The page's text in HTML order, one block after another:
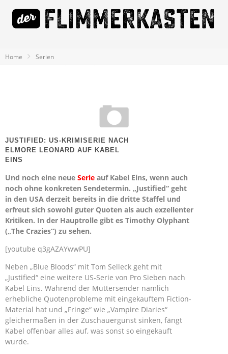
Home Serien
JUSTIFIED: US-KRIMISERIE NACH
ELMORE LEONARD AUF KABEL
EINS
Und noch eine neue Serie auf Kabel Eins, wenn auch
noch ohne konkreten Sendetermin. „Justified“ geht
in den USA derzeit bereits in die dritte Staffel und
erfreut sich sowohl guter Quoten als auch exzellenter
Kritiken. In der Hauptrolle gibt es Timothy Olyphant
(„The Crazies“) zu sehen.
[youtube q3gAZAYwwPU]
Neben „Blue Bloods“ mit Tom Selleck geht mit
„Justified“ eine weitere US-Serie von Pro Sieben nach
Kabel Eins. Während der Muttersender nämlich
erhebliche Quotenprobleme mit eingekauftem Fiction-
Material hat und „Fringe“ wie „Vampire Diaries“
gleichermaßen in der Zuschauergunst sinken, fängt
Kabel offenbar alles auf, was sonst so eingekauft
wurde.